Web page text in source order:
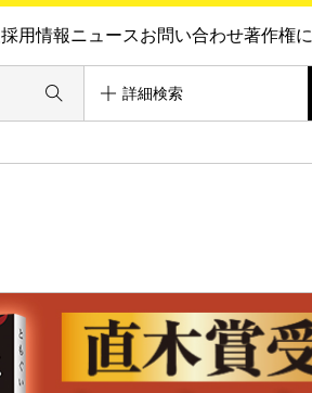
採用情報ニュースお問い合わせ著作権
詳細検索